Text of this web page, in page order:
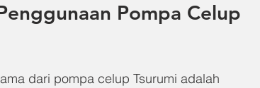
Pompa Celup
dari pompa celup Tsurumi adalah